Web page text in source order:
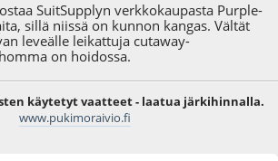
SuitSupplyn verkkokaupasta Purple-
sillä niissä on kunnon kangas. Vältät
leveälle leikattuja cutaway-
on hoidossa.
käytetyt vaatteet - laatua järkihinnalla.
www.pukimoraivio.fi